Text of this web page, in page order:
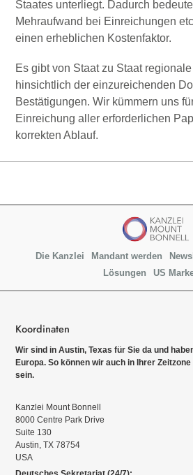
Staates unterliegt. Dadurch
Mehraufwand bei Einreichungen
einen erheblichen Kostenfaktor.
Es gibt von Staat zu Staat
hinsichtlich der einzureichenden
Bestätigungen. Wir kümmern uns
Einreichung aller erforderlichen
korrekten Ablauf.
Die Kanzlei Mandant werden
Lösungen
US
Koordinaten
Wir sind in Austin, Texas für Sie da und
Europa. So können wir auch in Ihrer
sein.
Kanzlei Mount Bonnell
8000 Centre Park Drive
Suite 130
Austin, TX 78754
USA